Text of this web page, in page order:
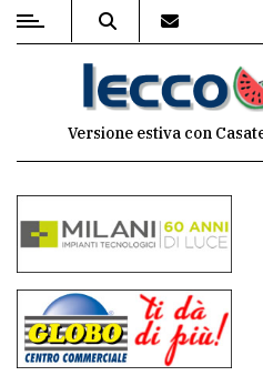
MENU
commenti
Contenuti
del
sito
Versione estiva con